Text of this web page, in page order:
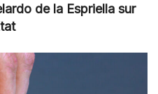
de la Espriella sur